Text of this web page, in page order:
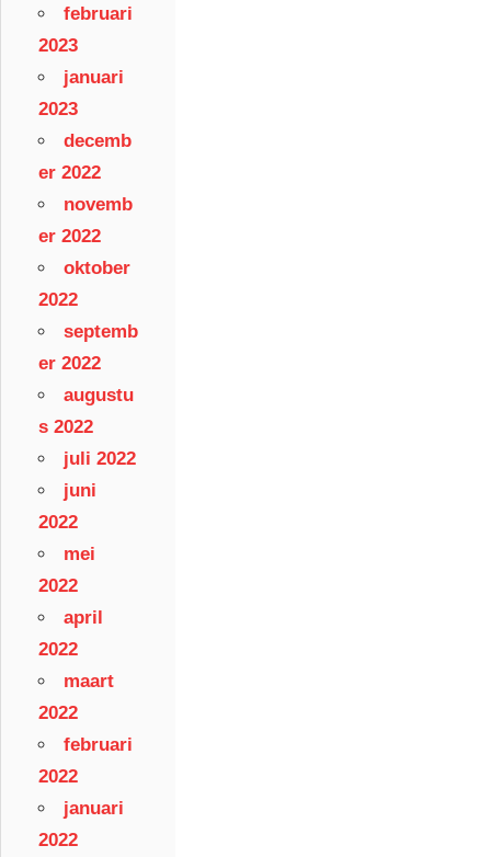
februari
2023
januari
2023
decemb
er 2022
novemb
er 2022
oktober
2022
septemb
er 2022
augustu
s 2022
juli 2022
juni
2022
mei
2022
april
2022
maart
2022
februari
2022
januari
2022